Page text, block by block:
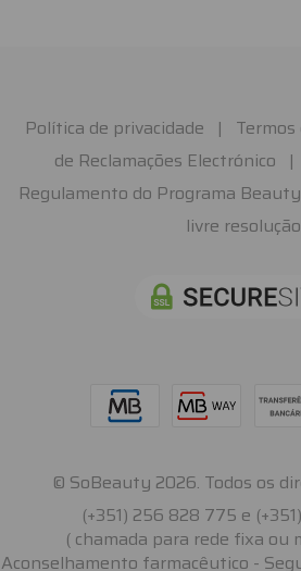
Política de privacidade | Termos
de Reclamações Electrónico |
Regulamento do Programa
livre resolução
© SoBeauty 2026. Todos os
(+351) 256 828 775 e
( chamada para rede fixa ou
Aconselhamento farmacêutico -